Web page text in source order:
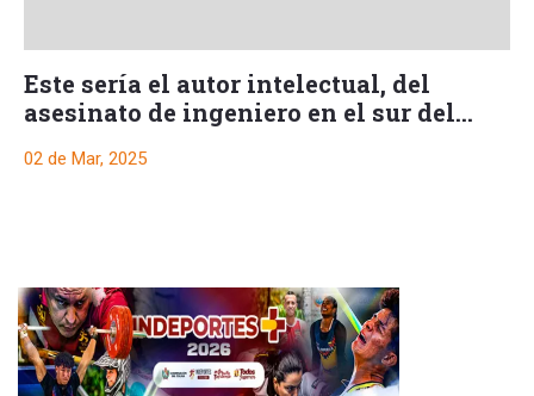
Este sería el autor intelectual, del
asesinato de ingeniero en el sur del
02 de Mar, 2025